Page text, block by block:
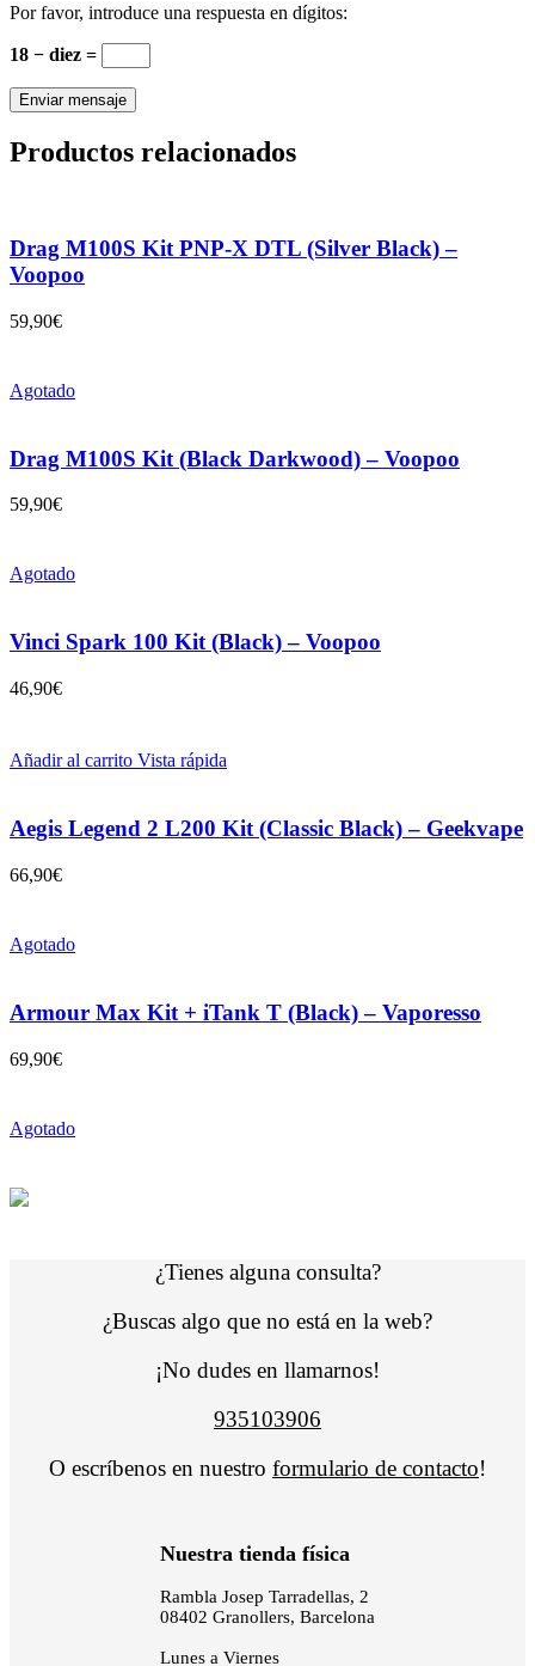
Por favor, introduce una respuesta en dígitos:
18 − diez =
Productos relacionados
Drag M100S Kit PNP-X DTL (Silver Black) –
Voopoo
59,90€
Agotado
Drag M100S Kit (Black Darkwood) – Voopoo
59,90€
Agotado
Vinci Spark 100 Kit (Black) – Voopoo
46,90€
Añadir al carrito Vista rápida
Aegis Legend 2 L200 Kit (Classic Black) – Geekvape
66,90€
Agotado
Armour Max Kit + iTank T (Black) – Vaporesso
69,90€
Agotado
¿Tienes alguna consulta?
¿Buscas algo que no está en la web?
¡No dudes en llamarnos!
935103906
O escríbenos en nuestro formulario de contacto!
Nuestra tienda física
Rambla Josep Tarradellas, 2
08402 Granollers, Barcelona
Lunes a Viernes